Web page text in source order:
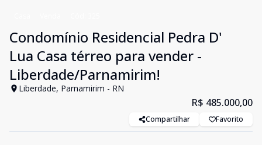
Condomínio Residencial Pedra D'
Lua Casa térreo para vender -
Liberdade/Parnamirim!
Liberdade, Parnamirim - RN
R$ 485.000,00
Compartilhar Favorito